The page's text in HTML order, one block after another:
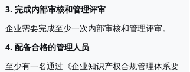
3. 完成内部审核和管理评审
企业需要完成至少一次内部审核和管理评审。
4. 配备合格的管理人员
至少有一名通过《企业知识产权合规管理体系要